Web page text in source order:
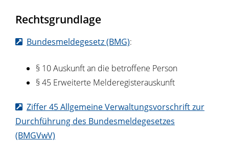
Rechtsgrundlage
Bundesmeldegesetz (BMG):
§ 10 Auskunft an die betroffene Person
§ 45 Erweiterte Melderegisterauskunft
Ziffer 45 Allgemeine Verwaltungsvorschrift zur
Durchführung des Bundesmeldegesetzes
(BMGVwV)